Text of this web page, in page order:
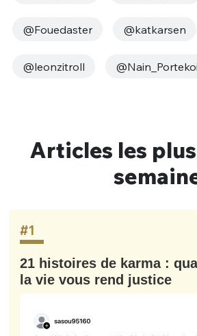
@Fouedaster @katkarsen
@leonzitroll @Nain_Portekoi
Articles les
#1
21 histoires de karma :
la vie vous rend justice